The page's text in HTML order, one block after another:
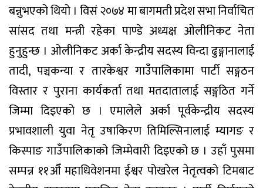
बन्नुभएको थियो । विसं २०७४ मा बागमती प्रदेश सभा निर्वाचित
सांसद तथा मन्त्री रहेका पाण्डे अध्यक्ष ओलीनिकट नेता
हुनुहुन्छ । ओलीनिकट अर्का केन्द्रीय सदस्य विन्दा ढुङ्गानालाई
तादी, पञ्चकन्या र तारकेश्वर गाउँपालिकामा पार्टी सङ्गठन
विस्तार र पुराना कार्यकर्ता तथा मतदातालाई सङ्गठित गर्ने
जिम्मा दिइएको छ । एमालेले अर्का पूर्वकेन्द्रीय सदस्य
प्रभावशाली युवा नेतृ उषाकिरण तिमिल्सिनालाई म्यागङ र
किस्पाङ गाउँपालिकाको जिम्मेवारी दिइएको छ । उहाँ पुसमा
सम्पन्न ११औँ महाधिवेशनमा ईश्वर पोखरेल नेतृत्वको टिमबाट